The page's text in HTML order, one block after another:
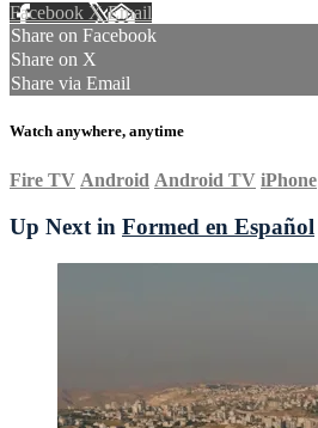
Facebook XEmail
Share on Facebook
Share on X
Share via Email
Watch anywhere, anytime
Fire TV Android Android TV iPhone
Up Next in Formed en Español